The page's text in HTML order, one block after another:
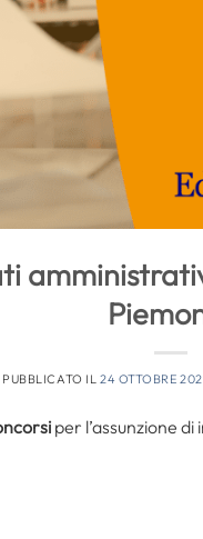
PUBBLICATO IL 24 OTTOBRE
per l’assunzione